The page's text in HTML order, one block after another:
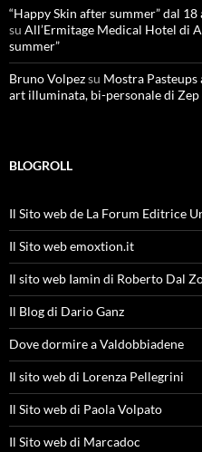
“Happy Skin after summer” dal
su All’Ermitage Medical Hotel di
summer”
Bruno Volpezsu Mostra
art illuminata, bi-personale di Zep
BLOGROLL
Il Sito web de La Forum Editrice
Il Sito web emoxtion.it
Il sito web Iamin di Roberto Dal
Il Blog di Dario Ganz
Dove dormire a Valdobbiadene
Il sito web di Lorenza Pellegrini
Il Sito web di Paola Volpato
Il Sito web di Marcadoc